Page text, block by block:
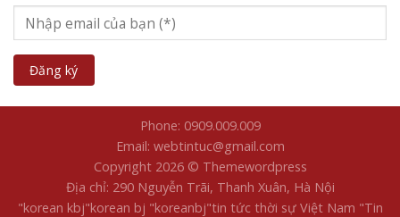
Phone: 0909.009.009
Email: webtintuc@gmail.com
Copyright 2026 © Themewordpress
Địa chỉ: 290 Nguyễn Trãi, Thanh Xuân, Hà Nội
"korean kbj​"korean bj "koreanbj​"tin tức thời sự Việt Nam "Tin